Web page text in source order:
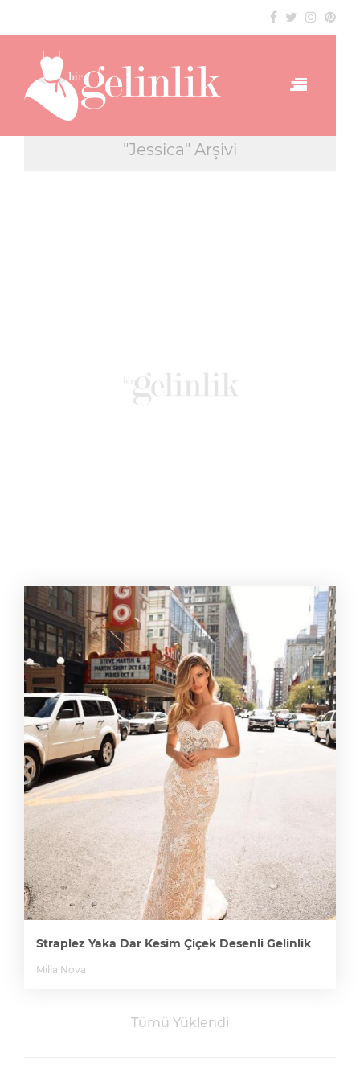
"Jessica" Arşivi
Straplez Yaka Dar Kesim Çiçek Desenli Gelinlik
Milla Nova
Tümü Yüklendi